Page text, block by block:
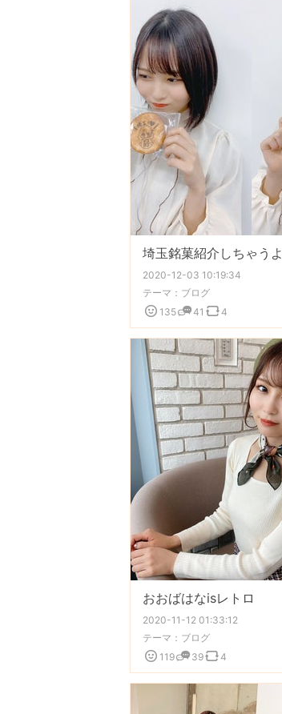
埼玉銘菓紹介しちゃうよ
2020-12-03 10:19:34
テーマ： ブログ
135
41 4
おおばはなisレトロ
2020-11-12 01:33:12
テーマ： ブログ
119
39 4